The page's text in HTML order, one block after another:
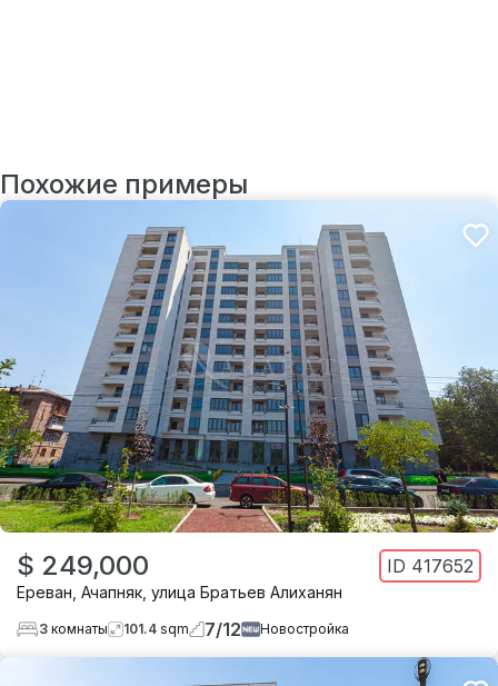
Похожие примеры
$ 249,000 ID 417652
Ереван Ачапняк улица Братьев Алиханян
3 комнаты 101.4 sqm 7/12 Новостройка